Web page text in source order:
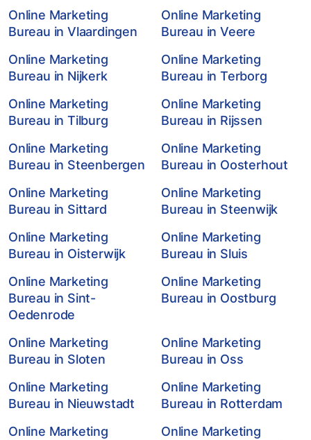
Online Marketing
Bureau in Vlaardingen
Online Marketing
Bureau in Veere
Online Marketing
Bureau in Nijkerk
Online Marketing
Bureau in Terborg
Online Marketing
Bureau in Tilburg
Online Marketing
Bureau in Rijssen
Online Marketing
Bureau in Steenbergen
Online Marketing
Bureau in Oosterhout
Online Marketing
Bureau in Sittard
Online Marketing
Bureau in Steenwijk
Online Marketing
Bureau in Oisterwijk
Online Marketing
Bureau in Sluis
Online Marketing
Bureau in Sint-
Oedenrode
Online Marketing
Bureau in Oostburg
Online Marketing
Bureau in Sloten
Online Marketing
Bureau in Oss
Online Marketing
Bureau in Nieuwstadt
Online Marketing
Bureau in Rotterdam
Online Marketing
Online Marketing